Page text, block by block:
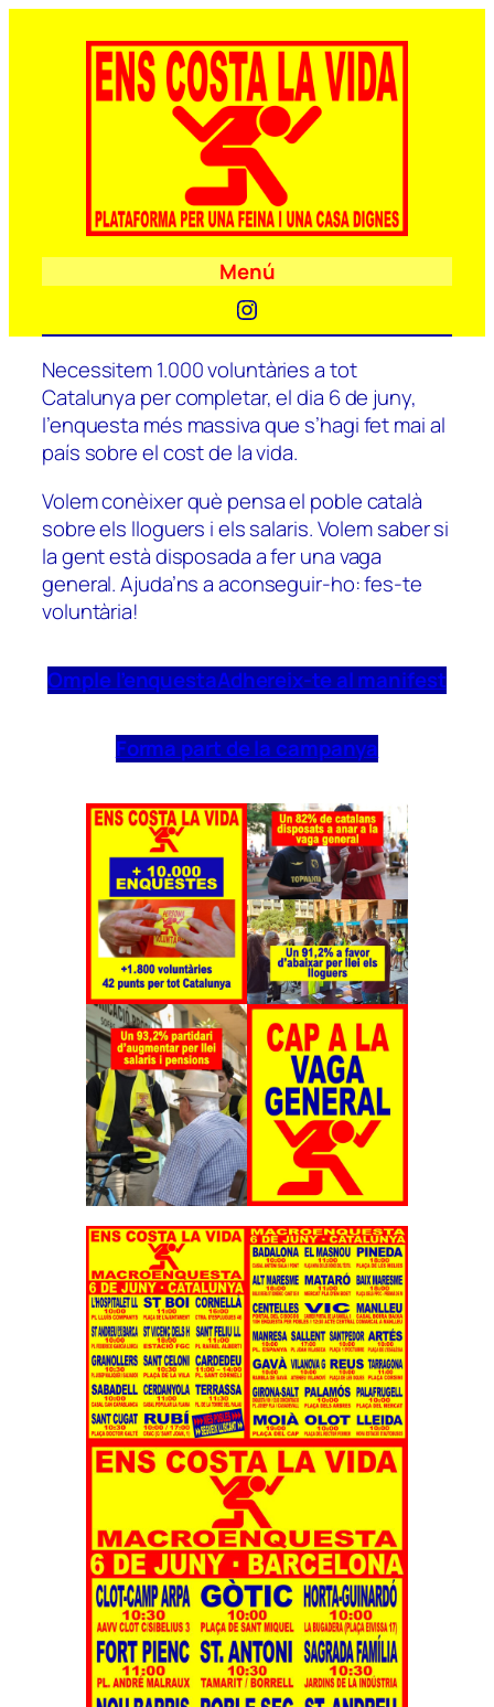
Menú
Instagram
Necessitem 1.000 voluntàries a tot
Catalunya per completar, el dia 6 de juny,
l’enquesta més massiva que s’hagi fet mai al
país sobre el cost de la vida.
Volem conèixer què pensa el poble català
sobre els lloguers i els salaris. Volem saber si
la gent està disposada a fer una vaga
general. Ajuda’ns a aconseguir-ho: fes-te
voluntària!
Omple l’enquestaAdhereix-te al manifest
Forma part de la campanya